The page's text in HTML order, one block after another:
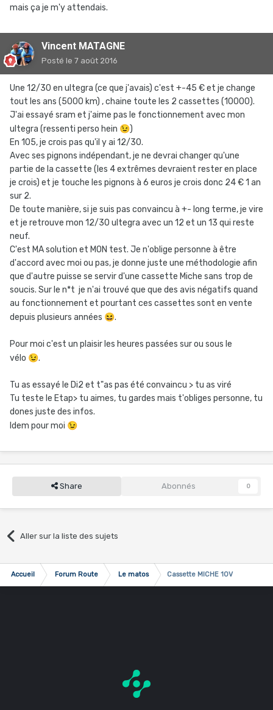
mais ça je m'y attendais.
Vincent MATAGNE
Posté le 7 août 2016
Une 12/30 en ultegra (ce que j'avais) c'est +-45 € et je change
tout les ans (5000 km) , chaine toute les 2 cassettes (10000).
J'ai essayé sram et j'aime pas le fonctionnement avec mon
ultegra (ressenti perso hein 😉)
En 105, je crois pas qu'il y ai 12/30.
Avec ses pignons indépendant, je ne devrai changer qu'une
partie de la cassette (les 4 extrêmes devraient rester en place
je crois) et je touche les pignons à 6 euros je crois donc 24 € 1 an
sur 2.
De toute manière, si je suis pas convaincu à +- long terme, je vire
et je retrouve mon 12/30 ultegra avec un 12 et un 13 qui reste
neuf.
C'est MA solution et MON test. Je n'oblige personne à être
d'accord avec moi ou pas, je donne juste une méthodologie afin
que d'autre puisse se servir d'une cassette Miche sans trop de
soucis. Sur le n*t je n'ai trouvé que que des avis négatifs quand
au fonctionnement et pourtant ces cassettes sont en vente
depuis plusieurs années 😆.
Pour moi c'est un plaisir les heures passées sur ou sous le
vélo 😉.
Tu as essayé le Di2 et t"as pas été convaincu > tu as viré
Tu teste le Etap> tu aimes, tu gardes mais t'obliges personne, tu
dones juste des infos.
Idem pour moi 😉
Share Abonnés 0
Aller sur la liste des sujets
Accueil Forum Route Le matos Cassette MICHE 10V